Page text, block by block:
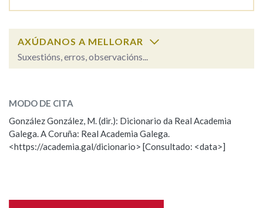
OUTRAS OPCIÓNS DE BUSCA
Pertence a
AXÚDANOS A MELLORAR
Suxestións, erros, observacións...
ESCOLLE UNHA OPCIÓN:
Observación Hai un erro na palabra
Propoño mellorar a definición
MODO DE CITA
González González, M. (dir.): Dicionario da Real Academia
Galega. A Coruña: Real Academia Galega.
<https://academia.gal/dicionario> [Consultado: <data>]